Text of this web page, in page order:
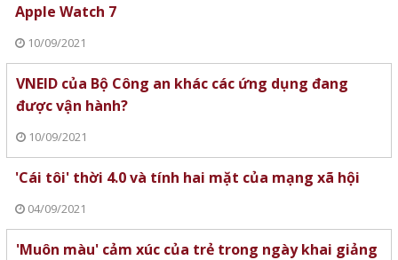
Apple Watch 7
10/09/2021
VNEID của Bộ Công an khác các ứng dụng đang
được vận hành?
10/09/2021
'Cái tôi' thời 4.0 và tính hai mặt của mạng xã hội
04/09/2021
'Muôn màu' cảm xúc của trẻ trong ngày khai giảng